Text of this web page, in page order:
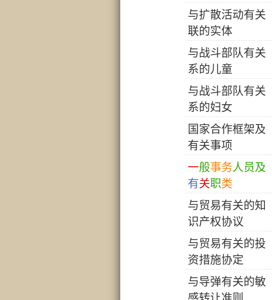
与扩散活动有关
联的实体
与战斗部 队有关
系的儿童
与战斗部 队有关
系的妇女
国 家合作框架及
有关事项
一般事务人 员及
有关职类
与贸易有关的知
识产权协议
与贸易有关的投
资措施协定
与导弹有关的敏